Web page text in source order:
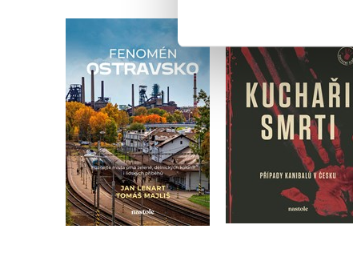
Fenomén Ostravsko
Jan Lenart
,
Tomáš Majliš
Do košíku
449 Kč
359 Kč
Kuchaři smrti
Milan Říský
Do košíku
469 Kč
375 Kč